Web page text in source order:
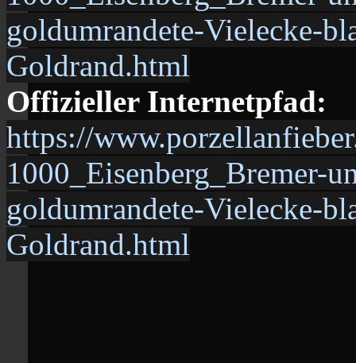
goldumrandete-Vielecke-
Goldrand.html
Offizieller Internetpfad:
https://
1000_Eisenberg_Bremer-
goldumrandete-Vielecke-
Goldrand.html